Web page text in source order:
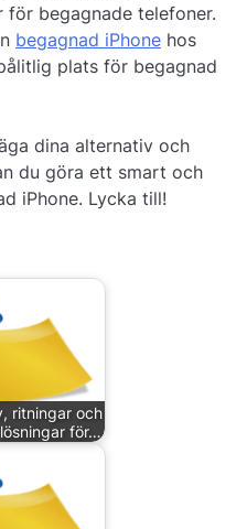
för begagnade telefoner.
begagnad iPhone hos
plats för begagnad
dina alternativ och
du göra ett smart och
iPhone. Lycka till!
ritningar och
för…